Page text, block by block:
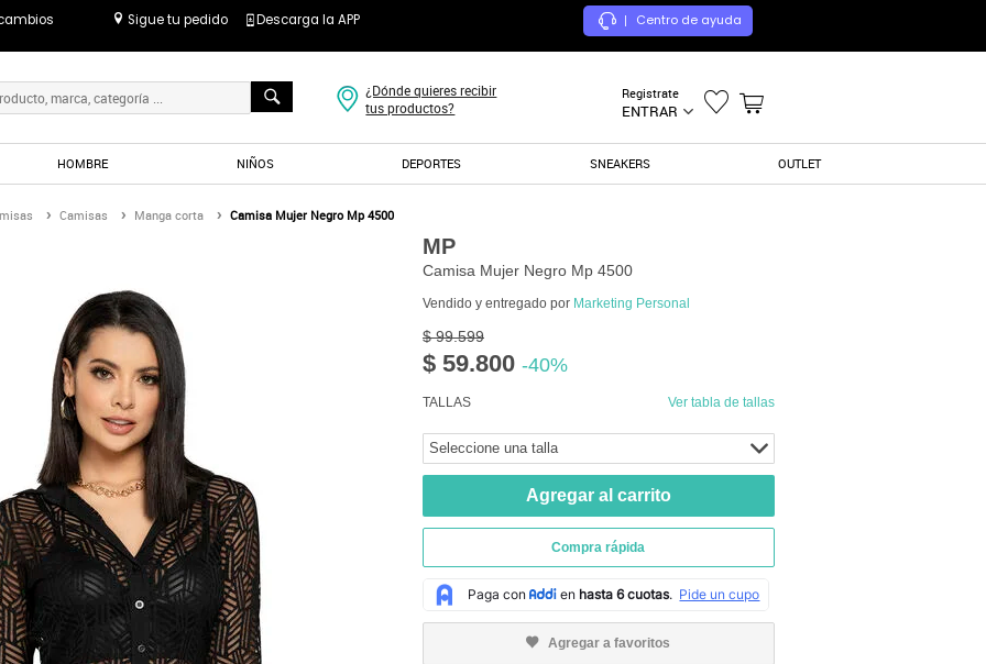
Sigue tu pedido Descarga la APP | Centro de ayuda
Registrate
ENTRAR
¿Dónde quieres recibir
tus productos?
HOMBRE NIÑOS DEPORTES SNEAKERS OUTLET
Camisas Manga corta Camisa Mujer Negro Mp 4500
MP
Camisa Mujer Negro Mp 4500
Vendido y entregado por Marketing Personal
$ 99.599
$ 59.800 -40%
TALLAS Ver tabla de tallas
Seleccione una talla
Agregar al carrito
Compra rápida
Agregar a favoritos